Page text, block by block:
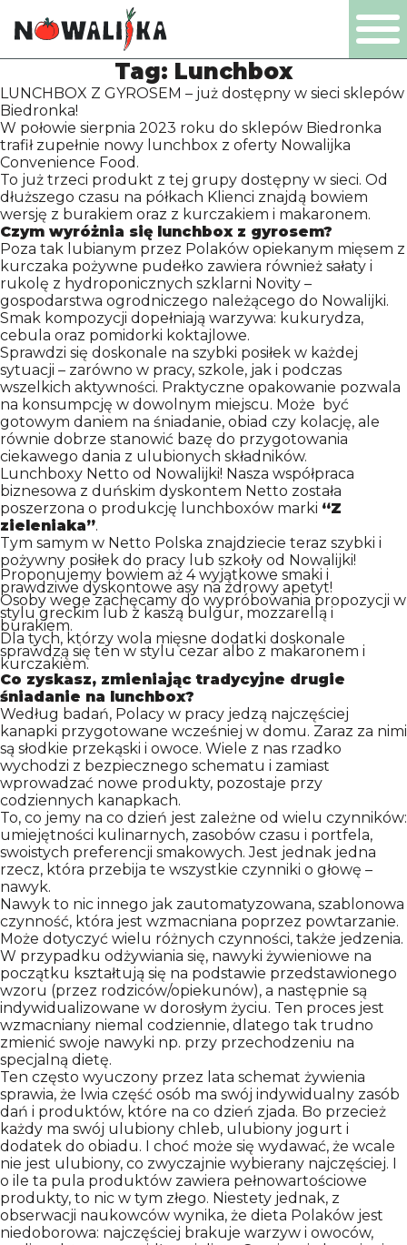
PL EN DE NL
PRODUKTY
FIRMA
CERTYFIKATY
PRODUKCJA
PRACA
KONTAKT
Tag: Lunchbox
LUNCHBOX Z GYROSEM – już dostępny w sieci sklepów
Biedronka!
W połowie sierpnia 2023 roku do sklepów Biedronka
trafił zupełnie nowy lunchbox z oferty Nowalijka
Convenience Food.
To już trzeci produkt z tej grupy dostępny w sieci. Od
dłuższego czasu na półkach Klienci znajdą bowiem
wersję z burakiem oraz z kurczakiem i makaronem.
Czym wyróżnia się lunchbox z gyrosem?
Poza tak lubianym przez Polaków opiekanym mięsem z
kurczaka pożywne pudełko zawiera również sałaty i
rukolę z hydroponicznych szklarni Novity –
gospodarstwa ogrodniczego należącego do Nowalijki.
Smak kompozycji dopełniają warzywa: kukurydza,
cebula oraz pomidorki koktajlowe.
Sprawdzi się doskonale na szybki posiłek w każdej
sytuacji – zarówno w pracy, szkole, jak i podczas
wszelkich aktywności. Praktyczne opakowanie pozwala
na konsumpcję w dowolnym miejscu. Może być
gotowym daniem na śniadanie, obiad czy kolację, ale
równie dobrze stanowić bazę do przygotowania
ciekawego dania z ulubionych składników.
Lunchboxy Netto od Nowalijki! Nasza współpraca
biznesowa z duńskim dyskontem Netto została
poszerzona o produkcję lunchboxów marki “Z
zieleniaka”.
Tym samym w Netto Polska znajdziecie teraz szybki i
pożywny posiłek do pracy lub szkoły od Nowalijki!
Proponujemy bowiem aż 4 wyjątkowe smaki i
prawdziwe dyskontowe asy na zdrowy apetyt!
Osoby wege zachęcamy do wypróbowania propozycji w
stylu greckim lub z kaszą bulgur, mozzarellą i
burakiem.
Dla tych, którzy wola mięsne dodatki doskonale
sprawdzą się ten w stylu cezar albo z makaronem i
kurczakiem.
Co zyskasz, zmieniając tradycyjne drugie
śniadanie na lunchbox?
Według badań, Polacy w pracy jedzą najczęściej
kanapki przygotowane wcześniej w domu. Zaraz za nimi
są słodkie przekąski i owoce. Wiele z nas rzadko
wychodzi z bezpiecznego schematu i zamiast
wprowadzać nowe produkty, pozostaje przy
codziennych kanapkach.
To, co jemy na co dzień jest zależne od wielu czynników:
umiejętności kulinarnych, zasobów czasu i portfela,
swoistych preferencji smakowych. Jest jednak jedna
rzecz, która przebija te wszystkie czynniki o głowę –
nawyk.
Nawyk to nic innego jak zautomatyzowana, szablonowa
czynność, która jest wzmacniana poprzez powtarzanie.
Może dotyczyć wielu różnych czynności, także jedzenia.
W przypadku odżywiania się, nawyki żywieniowe na
początku kształtują się na podstawie przedstawionego
wzoru (przez rodziców/opiekunów), a następnie są
indywidualizowane w dorosłym życiu. Ten proces jest
wzmacniany niemal codziennie, dlatego tak trudno
zmienić swoje nawyki np. przy przechodzeniu na
specjalną dietę.
Ten często wyuczony przez lata schemat żywienia
sprawia, że lwia część osób ma swój indywidualny zasób
dań i produktów, które na co dzień zjada. Bo przecież
każdy ma swój ulubiony chleb, ulubiony jogurt i
dodatek do obiadu. I choć może się wydawać, że wcale
nie jest ulubiony, co zwyczajnie wybierany najczęściej. I
o ile ta pula produktów zawiera pełnowartościowe
produkty, to nic w tym złego. Niestety jednak, z
obserwacji naukowców wynika, że dieta Polaków jest
niedoborowa: najczęściej brakuje warzyw i owoców,